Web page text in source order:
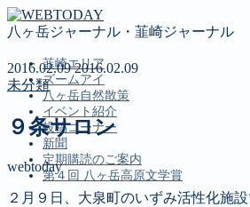
八ヶ岳ジャーナル・韮崎ジャーナル
韮崎エリア
ズームアイ
八ヶ岳自然散策
イベント紹介
投稿コーナー
新聞
定期購読のご案内
第４回 八ヶ岳高原文学賞
2016.02.092016.02.09
未分類
９条サロン
webtoday
２月９日、大泉町のいずみ活性化施